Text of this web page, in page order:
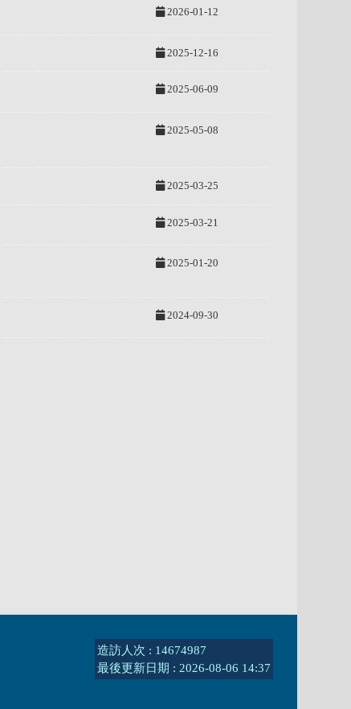
2026-01-12
2025-12-16
2025-06-09
2025-05-08
2025-03-25
2025-03-21
2025-01-20
2024-09-30
造訪人次 : 14674987
最後更新日期 : 2026-08-06 14:37